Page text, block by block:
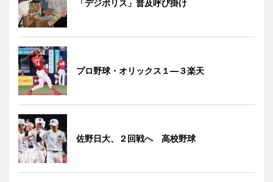
「デジポリス」普及呼び掛け
プロ野球・オリックス１―３楽天
佐野日大、２回戦へ 高校野球